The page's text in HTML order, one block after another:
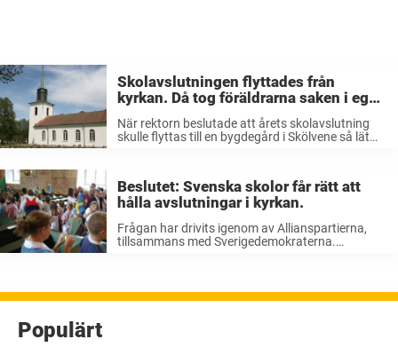
Skolavslutningen flyttades från
kyrkan. Då tog föräldrarna saken i egna
När rektorn beslutade att årets skolavslutning
skulle flyttas till en bygdegård i Skölvene så lät
Beslutet: Svenska skolor får rätt att
hålla avslutningar i kyrkan.
Frågan har drivits igenom av Allianspartierna,
tillsammans med Sverigedemokraterna.
själva utbildningen. Ett exempel ...
Populärt